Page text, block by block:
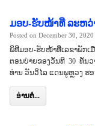
ມອບ-ຮັບໜ້າທີ່ ລະຫວ່
Posted on December 30, 2020
ພິທີມອບ-ຮັບໜ້າທີ່ເລຂາພັກເ
ຕອນບ່າຍຂອງວັນທີ 30 ທັນວ
ທ່ານ ວັນວິໄລ ແດນພູຫຼວງ ຮ
ອ່ານຕໍ່...